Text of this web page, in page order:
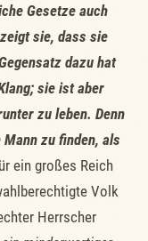
Gesetze auch
sie, dass sie
dazu hat
sie ist aber
zu leben. Denn
zu finden, als
ein großes Reich
Volk
Herrscher